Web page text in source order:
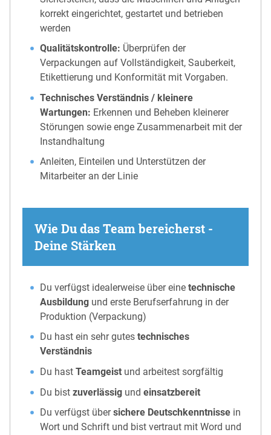
korrekt eingerichtet, gestartet und betrieben
werden
Qualitätskontrolle: Überprüfen der
Verpackungen auf Vollständigkeit, Sauberkeit,
Etikettierung und Konformität mit Vorgaben.
Technisches Verständnis / kleinere
Wartungen: Erkennen und Beheben kleinerer
Störungen sowie enge Zusammenarbeit mit der
Instandhaltung
Anleiten, Einteilen und Unterstützen der
Mitarbeiter an der Linie
Wie Du das Team bereicherst -
Deine Stärken
Du verfügst idealerweise über einetechnische
Ausbildung und erste Berufserfahrung in der
Produktion (Verpackung)
Du hast ein sehr gutestechnisches
Verständnis
Du hastTeamgeist und arbeitest sorgfältig
Du bistzuverlässig undeinsatzbereit
Du verfügst übersichere Deutschkenntnisse in
Wort und Schrift und bist vertraut mit Word und